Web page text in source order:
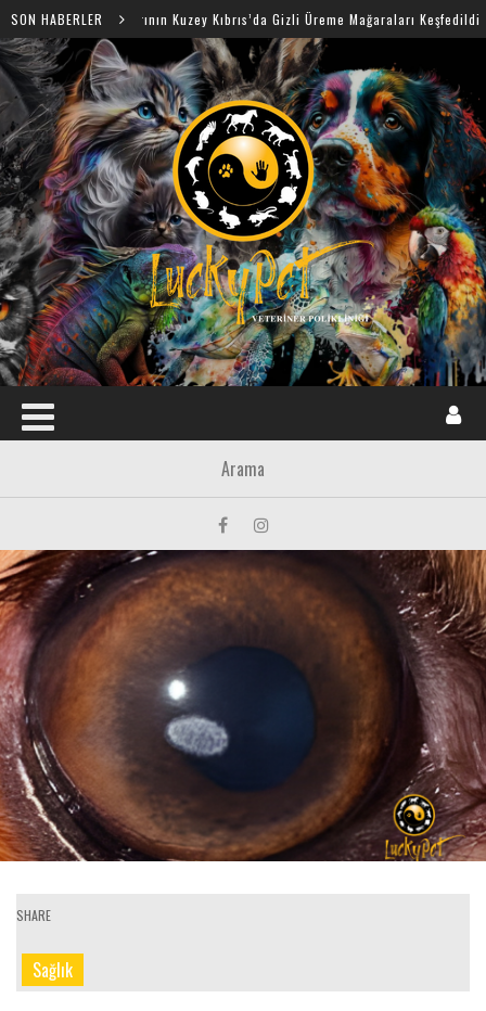
SON HABERLER
Foklarının Kuzey Kıbrıs’da Gizli Üreme Mağaraları Keşfedildi
SHARE
Sağlık